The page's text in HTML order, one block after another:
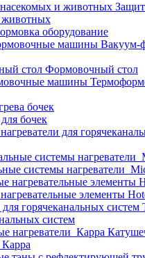
животных
оборудование
Вакуум-
Формовочный стол
бочек
бочек
для
системы
элементы
систем